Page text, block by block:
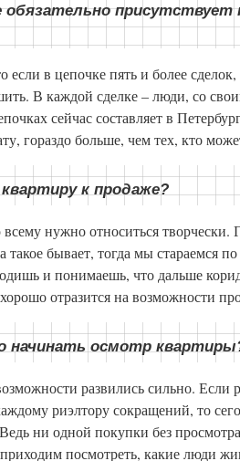
обязательно
в цепочке пять и более
В каждой сделке – люди, со
сейчас составляет в
гораздо больше, чем тех, кто
к продаже?
нужно относиться творчески.
бывает, тогда мы стараемся
и понимаешь, что дальше
отразится на возможности
начинать осмотр
развились сильно.
риэлтору сокращений, то
ни одной покупки без
посмотреть, какие люди